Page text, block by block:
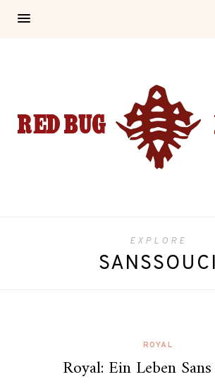
EXPLORE
SANSSOUCI
ROYAL
Royal: Ein Leben